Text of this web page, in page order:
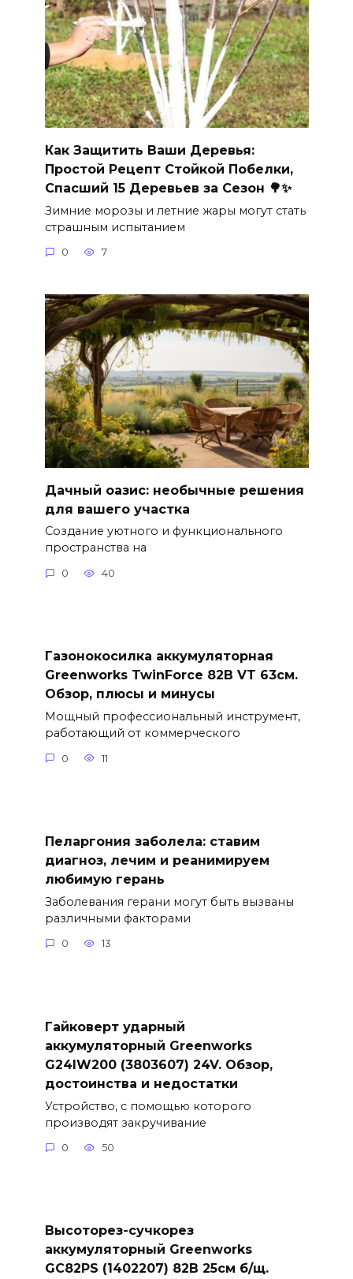
Как Защитить Ваши Деревья:
Простой Рецепт Стойкой Побелки,
Спасший 15 Деревьев за Сезон 🌳✨
Зимние морозы и летние жары могут стать
страшным испытанием
0 7
Дачный оазис: необычные решения
для вашего участка
Создание уютного и функционального
пространства на
0 40
Газонокосилка аккумуляторная
Greenworks TwinForce 82В VT 63см.
Обзор, плюсы и минусы
Мощный профессиональный инструмент,
работающий от коммерческого
0 11
Пеларгония заболела: ставим
диагноз, лечим и реанимируем
любимую герань
Заболевания герани могут быть вызваны
различными факторами
0 13
Гайковерт ударный
аккумуляторный Greenworks
G24IW200 (3803607) 24V. Обзор,
достоинства и недостатки
Устройство, с помощью которого
производят закручивание
0 50
Высоторез-сучкорез
аккумуляторный Greenworks
GC82PS (1402207) 82В 25см б/щ.